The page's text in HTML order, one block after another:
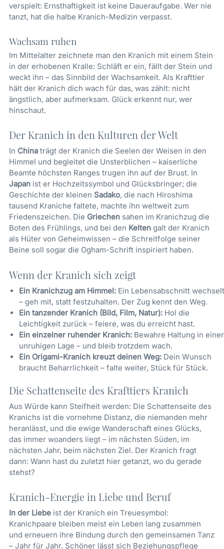
verspielt: Ernsthaftigkeit ist keine Daueraufgabe. Wer nie
tanzt, hat die halbe Kranich-Medizin verpasst.
Wachsam ruhen
Im Mittelalter zeichnete man den Kranich mit einem Stein
in der erhobenen Kralle: Schläft er ein, fällt der Stein und
weckt ihn – das Sinnbild der Wachsamkeit. Als Krafttier
hält der Kranich dich wach für das, was zählt: nicht
ängstlich, aber aufmerksam. Glück erkennt nur, wer
hinschaut.
Der Kranich in den Kulturen der Welt
In China trägt der Kranich die Seelen der Weisen in den
Himmel und begleitet die Unsterblichen – kaiserliche
Beamte höchsten Ranges trugen ihn auf der Brust. In
Japan ist er Hochzeitssymbol und Glücksbringer; die
Geschichte der kleinen Sadako, die nach Hiroshima
tausend Kraniche faltete, machte ihn weltweit zum
Friedenszeichen. Die Griechen sahen im Kranichzug die
Boten des Frühlings, und bei den Kelten galt der Kranich
als Hüter von Geheimwissen – die Schreitfolge seiner
Beine soll sogar die Ogham-Schrift inspiriert haben.
Wenn der Kranich sich zeigt
Ein Kranichzug am Himmel: Ein Lebensabschnitt wechselt
– geh mit, statt festzuhalten. Der Zug kennt den Weg.
Ein tanzender Kranich (Bild, Film, Natur): Hol die
Leichtigkeit zurück – feiere, was du erreicht hast.
Ein einzelner ruhender Kranich: Bewahre Haltung in einer
unruhigen Lage – und bleib trotzdem wach.
Ein Origami-Kranich kreuzt deinen Weg: Dein Wunsch
braucht Beharrlichkeit – falte weiter, Stück für Stück.
Die Schattenseite des Krafttiers Kranich
Aus Würde kann Steifheit werden: Die Schattenseite des
Kranichs ist die vornehme Distanz, die niemanden mehr
heranlässt, und die ewige Wanderschaft eines Glücks,
das immer woanders liegt – im nächsten Süden, im
nächsten Jahr, beim nächsten Ziel. Der Kranich fragt
dann: Wann hast du zuletzt hier getanzt, wo du gerade
stehst?
Kranich-Energie in Liebe und Beruf
In der Liebe ist der Kranich ein Treuesymbol:
Kranichpaare bleiben meist ein Leben lang zusammen
und erneuern ihre Bindung durch den gemeinsamen Tanz
– Jahr für Jahr. Schöner lässt sich Beziehungspflege